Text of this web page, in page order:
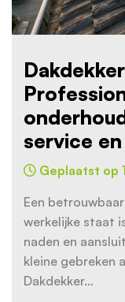
service
Geplaatst op
Een
werkelijke staat
naden en
kleine gebreken
Dakdekker…